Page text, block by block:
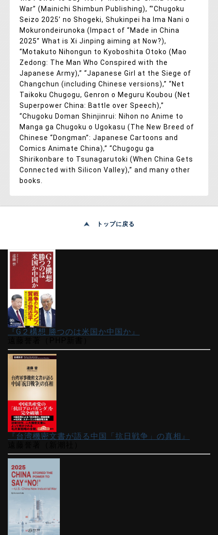
War” (Mainichi Shimbun Publishing), “’Chugoku
Seizo 2025’ no Shogeki, Shukinpei ha Ima Nani o
Mokurondeirunoka (Impact of “Made in China
2025” What is Xi Jinping aiming at Now?),
“Motakuto Nihongun to Kyoboshita Otoko (Mao
Zedong: The Man Who Conspired with the
Japanese Army),” “Japanese Girl at the Siege of
Changchun (including Chinese versions),” “Net
Taikoku Chugogu, Genron o Meguru Koubou (Net
Superpower China: Battle over Speech),”
“Chugoku Doman Shinjinrui: Nihon no Anime to
Manga ga Chugoku o Ugokasu (The New Breed of
Chinese “Dongman”: Japanese Cartoons and
Comics Animate China),” “Chugogu ga
Shirikonbare to Tsunagarutoki (When China Gets
Connected with Silicon Valley),” and many other
books.
トップに戻る
『G２構想 勝つのは米国か中国か』
『台湾機密文書が語る中国「抗日戦争」の真相』